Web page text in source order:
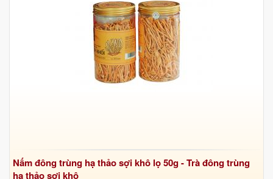
Nấm đông trùng hạ thảo sợi khô lọ 50g - Trà đông trùng
hạ thảo sợi khô